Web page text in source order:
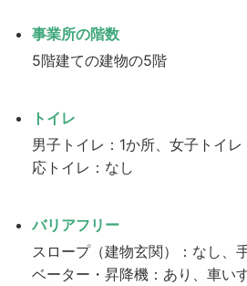
事業所の階数
5階建ての建物の5階
トイレ
男子トイレ：1か所、女子トイ
応トイレ：なし
バリアフリー
スロープ（建物玄関）：なし、
ベーター・昇降機：あり、車い